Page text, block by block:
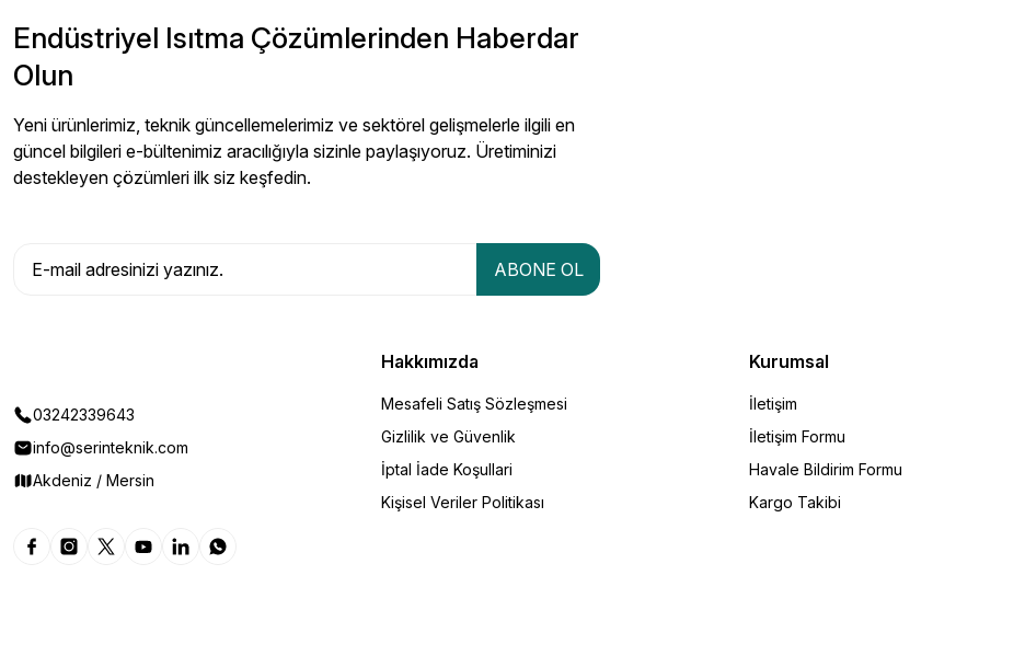
Endüstriyel Isıtma Çözümlerinden Haberdar
Olun
Yeni ürünlerimiz, teknik güncellemelerimiz ve sektörel gelişmelerle ilgili en
güncel bilgileri e-bültenimiz aracılığıyla sizinle paylaşıyoruz. Üretiminizi
destekleyen çözümleri ilk siz keşfedin.
ABONE OL
03242339643
info@serinteknik.com
Akdeniz / Mersin
Hakkımızda
Mesafeli Satış Sözleşmesi
Gizlilik ve Güvenlik
İptal İade Koşullari
Kişisel Veriler Politikası
Kurumsal
İletişim
İletişim Formu
Havale Bildirim Formu
Kargo Takibi